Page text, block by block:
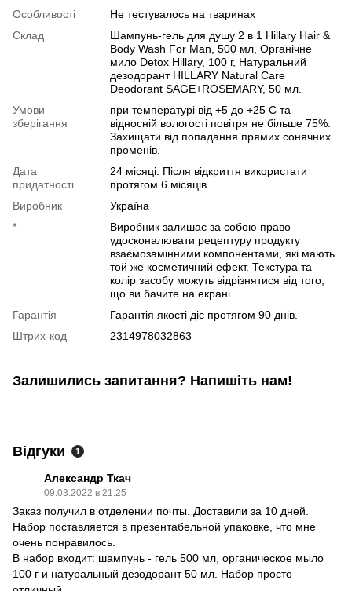
Особливості
Не тестувалось на тваринах
Склад
Шампунь-гель для душу 2 в 1 Hillary Hair &
Вody Wash For Man, 500 мл, Органічне
мило Detox Hillary, 100 г, Натуральний
дезодорант HILLARY Natural Care
Deodorant SAGE+ROSEMARY, 50 мл.
Умови
зберігання
при температурі від +5 до +25 С та
відносній вологості повітря не більше 75%.
Захищати від попадання прямих сонячних
променів.
Дата
придатності
24 місяці. Після відкриття використати
протягом 6 місяців.
Виробник
Україна
*
Виробник залишає за собою право
удосконалювати рецептуру продукту
взаємозамінними компонентами, які мають
той же косметичний ефект. Текстура та
колір засобу можуть відрізнятися від того,
що ви бачите на екрані.
Гарантія
Гарантія якості діє протягом 90 днів.
Штрих-код
2314978032863
Залишились запитання? Напишіть нам!
Відгуки 1
Александр Ткач
09.03.2022 в 21:25
Заказ получил в отделении почты. Доставили за 10 дней.
Набор поставляется в презентабельной упаковке, что мне
очень понравилось.
В набор входит: шампунь - гель 500 мл, органическое мыло
100 г и натуральный дезодорант 50 мл. Набор просто